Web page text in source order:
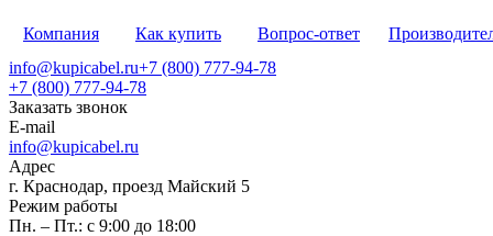
Компания Как купить Вопрос-ответ
info@kupicabel.ru+7 (800) 777-94-78
+7 (800) 777-94-78
Заказать звонок
E-mail
info@kupicabel.ru
Адрес
г. Краснодар, проезд Майский 5
Режим работы
Пн. – Пт.: с 9:00 до 18:00